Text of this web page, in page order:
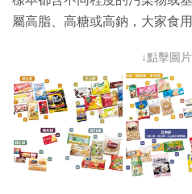
屬高脂、高糖或高鈉，大家食
↓點擊圖